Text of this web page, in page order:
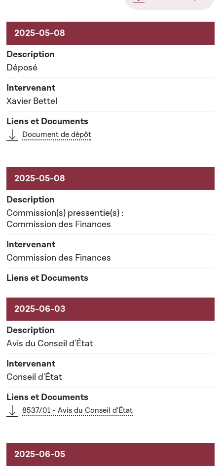
Activités sur le dossier
Déposé
Xavier Bettel
Document de dépôt
Commission(s) pressentie(s) :
Commission des Finances
Commission des Finances
Avis du Conseil d'État
Conseil d'État
8537/01 - Avis du Conseil d'État